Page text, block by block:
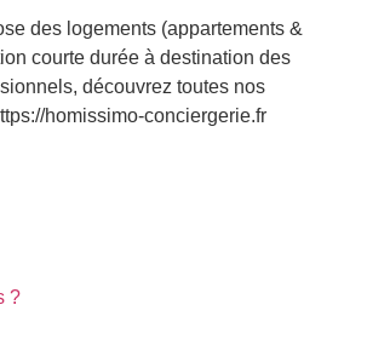
des logements (appartements &
courte durée à destination des
découvrez toutes nos
homissimo-conciergerie.fr
?